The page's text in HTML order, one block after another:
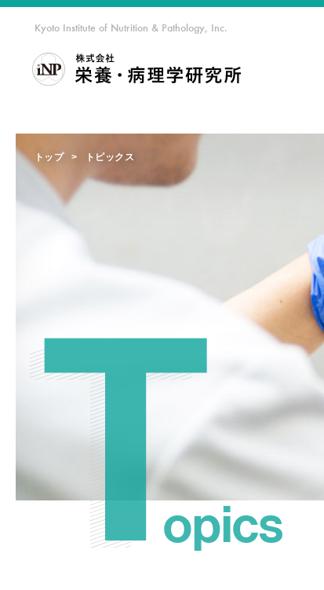
Kyoto Institute of Nutrition & Pathology, Inc.
トップ トピックス
T
Topics